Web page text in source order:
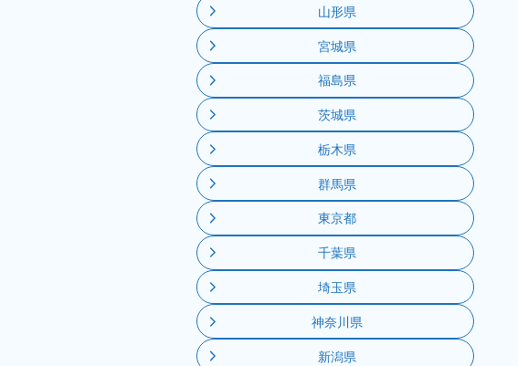
山形県
宮城県
福島県
茨城県
栃木県
群馬県
東京都
千葉県
埼玉県
神奈川県
新潟県